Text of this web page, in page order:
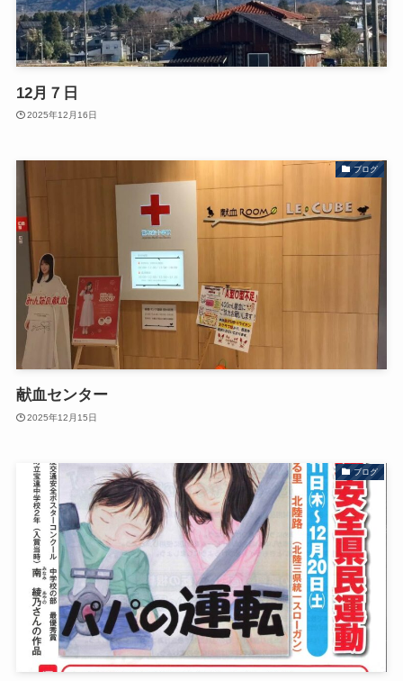
12月７日
2025年12月16日
ブログ
献血センター
2025年12月15日
ブログ